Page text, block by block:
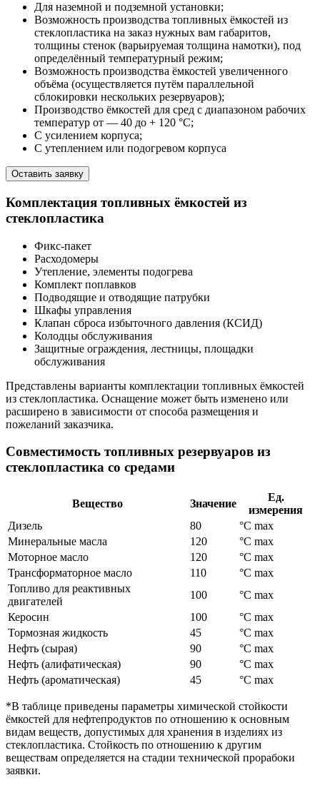
Для наземной и подземной установки;
Возможность производства топливных ёмкостей из
стеклопластика на заказ нужных вам габаритов,
толщины стенок (варьируемая толщина намотки), под
определённый температурный режим;
Возможность производства ёмкостей увеличенного
объёма (осуществляется путём параллельной
сблокировки нескольких резервуаров);
Производство ёмкостей для сред с диапазоном рабочих
температур от — 40 до + 120 °C;
С усилением корпуса;
С утеплением или подогревом корпуса
Оставить заявку
Комплектация топливных ёмкостей из
стеклопластика
Фикс-пакет
Расходомеры
Утепление, элементы подогрева
Комплект поплавков
Подводящие и отводящие патрубки
Шкафы управления
Клапан сброса избыточного давления (КСИД)
Колодцы обслуживания
Защитные ограждения, лестницы, площадки
обслуживания
Представлены варианты комплектации топливных ёмкостей
из стеклопластика. Оснащение может быть изменено или
расширено в зависимости от способа размещения и
пожеланий заказчика.
Совместимость топливных резервуаров из
стеклопластика со средами
Вещество Значение
Ед.
измерения
Дизель
80
°C max
Минеральные масла
120
°C max
Моторное масло
120
°C max
Трансформаторное масло
110
°C max
Топливо для реактивных
двигателей
100
°C max
Керосин
100
°C max
Тормозная жидкость
45
°C max
Нефть (сырая)
90
°C max
Нефть (алифатическая)
90
°C max
Нефть (ароматическая)
45 °C max
*В таблице приведены параметры химической стойкости
ёмкостей для нефтепродуктов по отношению к основным
видам веществ, допустимых для хранения в изделиях из
стеклопластика. Стойкость по отношению к другим
веществам определяется на стадии технической прорабоки
заявки.